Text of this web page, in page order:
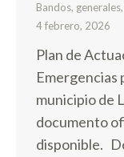
Bandos, generales,
4 febrero, 2026
Plan de
Emergencias
municipio de
documento
disponible.